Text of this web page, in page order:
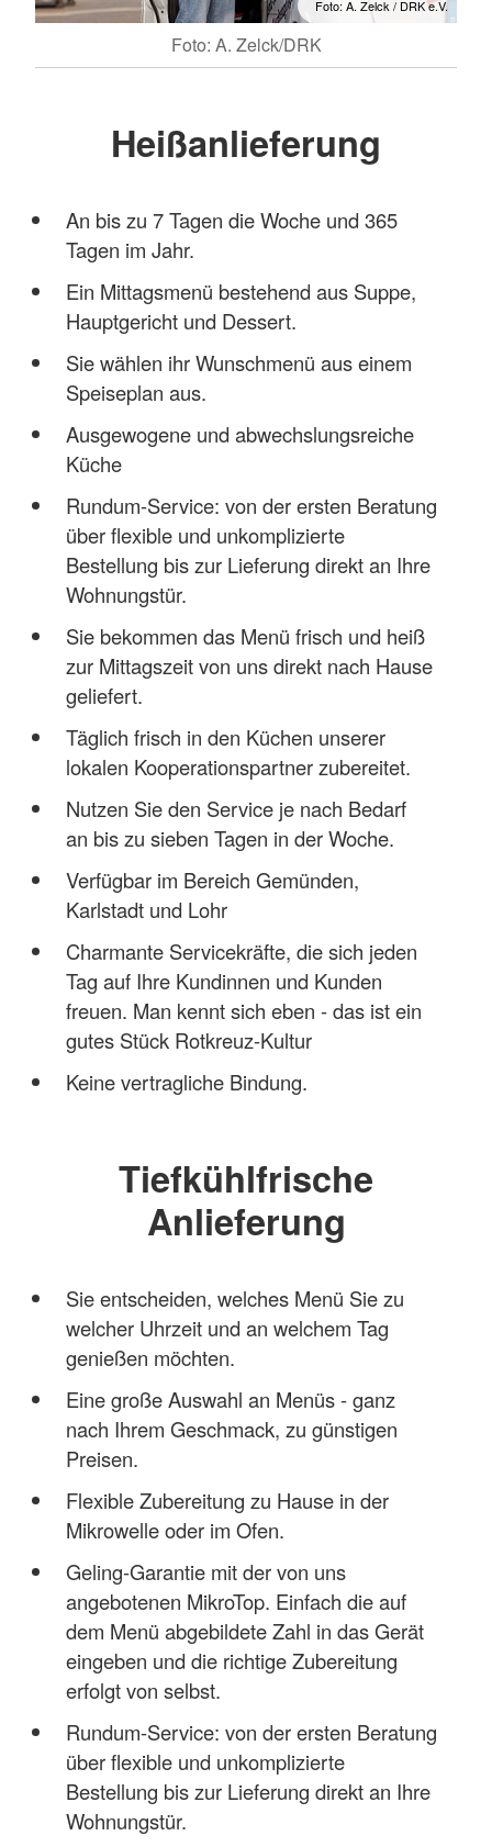
Foto: A. Zelck / DRK e.V.
Foto: A. Zelck/DRK
Heißanlieferung
An bis zu 7 Tagen die Woche und 365
Tagen im Jahr.
Ein Mittagsmenü bestehend aus Suppe,
Hauptgericht und Dessert.
Sie wählen ihr Wunschmenü aus einem
Speiseplan aus.
Ausgewogene und abwechslungsreiche
Küche
Rundum-Service: von der ersten Beratung
über flexible und unkomplizierte
Bestellung bis zur Lieferung direkt an Ihre
Wohnungstür.
Sie bekommen das Menü frisch und heiß
zur Mittagszeit von uns direkt nach Hause
geliefert.
Täglich frisch in den Küchen unserer
lokalen Kooperationspartner zubereitet.
Nutzen Sie den Service je nach Bedarf
an bis zu sieben Tagen in der Woche.
Verfügbar im Bereich Gemünden,
Karlstadt und Lohr
Charmante Servicekräfte, die sich jeden
Tag auf Ihre Kundinnen und Kunden
freuen. Man kennt sich eben - das ist ein
gutes Stück Rotkreuz-Kultur
Keine vertragliche Bindung.
Tiefkühlfrische
Anlieferung
Sie entscheiden, welches Menü Sie zu
welcher Uhrzeit und an welchem Tag
genießen möchten.
Eine große Auswahl an Menüs - ganz
nach Ihrem Geschmack, zu günstigen
Preisen.
Flexible Zubereitung zu Hause in der
Mikrowelle oder im Ofen.
Geling-Garantie mit der von uns
angebotenen MikroTop. Einfach die auf
dem Menü abgebildete Zahl in das Gerät
eingeben und die richtige Zubereitung
erfolgt von selbst.
Rundum-Service: von der ersten Beratung
über flexible und unkomplizierte
Bestellung bis zur Lieferung direkt an Ihre
Wohnungstür.